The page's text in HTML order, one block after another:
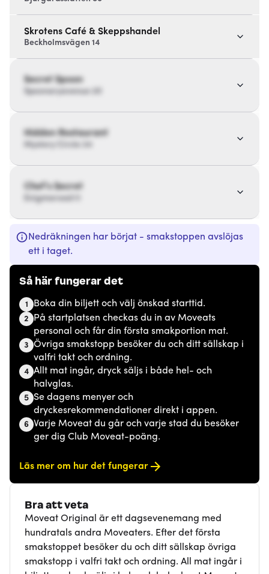
Skrotens Café & Skeppshandel
Beckholmsvägen 14
Secret Spoon
Spoonaryavenue 20
Hidden Restaurant
Chef’s Secret
Enigmaroad 11
Nedräkningen har börjat - smakstoppen avslöjas
ett i taget.
Så här fungerar det
1 Boka din biljett och välj önskad starttid.
2
På startplatsen checkas du in av Moveats
personal och får din första smakportion mat.
3 Övriga smakstopp besöker du och ditt sällskap i
valfri takt och ordning.
4 Allt mat ingår, dryck säljs i både hel- och
halvglas.
5 Se dagens menyer och
dryckesrekommendationer direkt i appen.
6 Varje Moveat du går och varje stad du besöker
ger dig Club Moveat-poäng.
Läs mer om hur det fungerar
Bra att veta
Moveat Original är ett dagsevenemang med
hundratals andra Moveaters. Efter det första
smakstoppet besöker du och ditt sällskap övriga
smakstopp i valfri takt och ordning. All mat ingår i